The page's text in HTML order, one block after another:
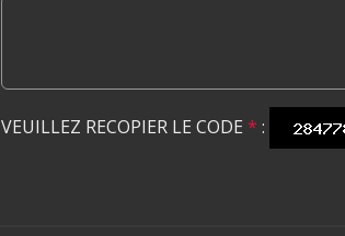
VEUILLEZ RECOPIER LE CODE * :